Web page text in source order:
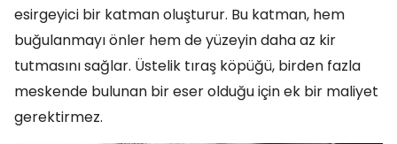
esirgeyici bir katman oluşturur. Bu katman, hem
buğulanmayı önler hem de yüzeyin daha az kir
tutmasını sağlar. Üstelik tıraş köpüğü, birden fazla
meskende bulunan bir eser olduğu için ek bir maliyet
gerektirmez.